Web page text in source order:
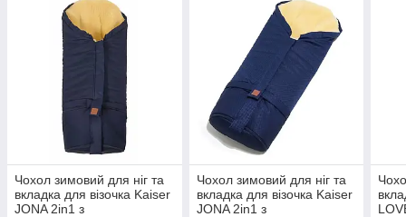
Чохол зимовий для ніг та
вкладка для візочка Kaiser
JONA 2in1 з
Чохол зимовий для ніг та
вкладка для візочка Kaiser
JONA 2in1 з